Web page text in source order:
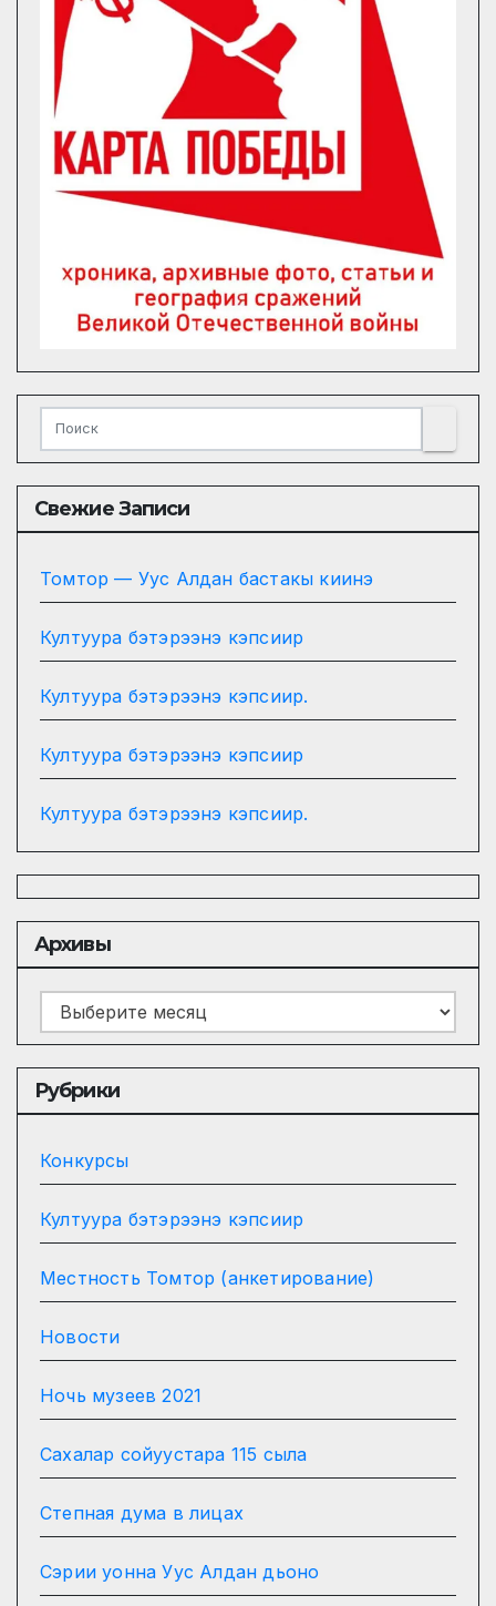
Свежие Записи
Томтор — Уус Алдан бастакы киинэ
Култуура бэтэрээнэ кэпсиир
Култуура бэтэрээнэ кэпсиир.
Култуура бэтэрээнэ кэпсиир
Култуура бэтэрээнэ кэпсиир.
Архивы
Архивы
Рубрики
Конкурсы
Култуура бэтэрээнэ кэпсиир
Местность Томтор (анкетирование)
Новости
Ночь музеев 2021
Сахалар сойуустара 115 сыла
Степная дума в лицах
Сэрии уонна Уус Алдан дьоно